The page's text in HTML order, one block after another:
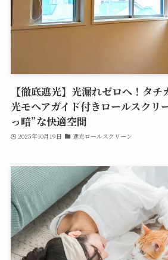
【徹底遮光】光漏れゼロへ！タ
光モヘアガイド付きロールスクリ
っ暗”な快適空間
2025年10月19日 遮光ロールスクリーン